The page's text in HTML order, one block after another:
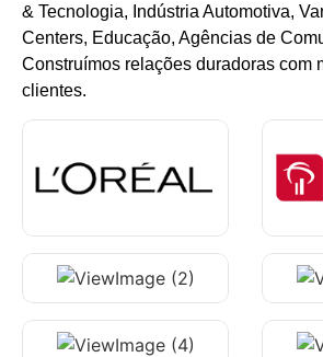
& Tecnologia, Indústria Automotiva,
Centers, Educação, Agências de
Construímos relações duradoras com
clientes.